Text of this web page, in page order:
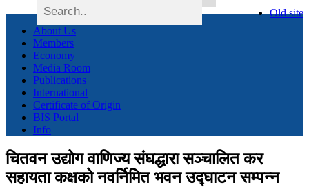
Old site
About Us
Members
Economy
Media Room
Publications
International
Certificate of Origin
BIS Portal
Info
चितवन उद्योग वाणिज्य संघद्धारा सञ्चालित कर
सहायता कक्षको नवर्निमित भवन उद्घाटन सम्पन्न